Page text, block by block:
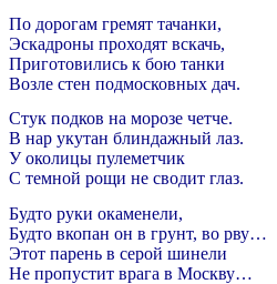
По дорогам гремят тачанки,
Эскадроны проходят вскачь,
Приготовились к бою танки
Возле стен подмосковных дач.
Стук подков на морозе четче.
В нар укутан блиндажный лаз.
У околицы пулеметчик
С темной рощи не сводит глаз.
Будто руки окаменели,
Будто вкопан он в грунт, во рву…
Этот парень в серой шинели
Не пропустит врага в Москву…